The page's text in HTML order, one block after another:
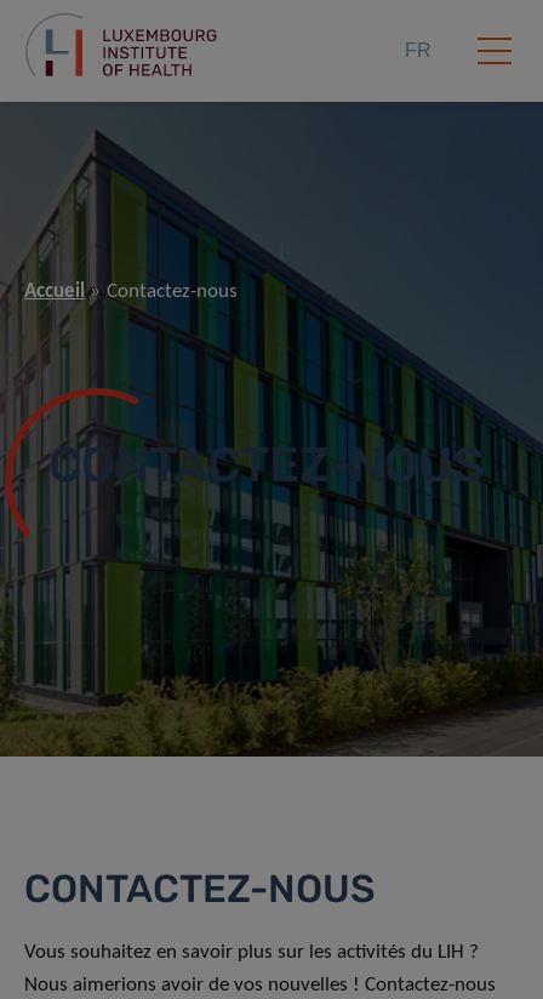
FR
Accueil Contactez-nous
CONTACTEZ-NOUS
CONTACTEZ-NOUS
Vous souhaitez en savoir plus sur les activités du LIH ?
Nous aimerions avoir de vos nouvelles ! Contactez-nous